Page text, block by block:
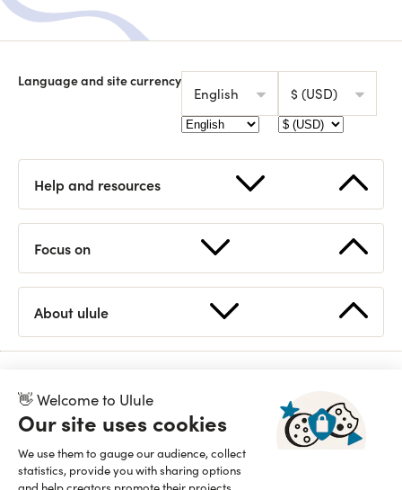
👋 Welcome to Ulule
Our site uses cookies
We use them to gauge our audience, collect
statistics, provide you with sharing options
Language and site currency
English $ (USD)
Help and resources
Contact us
Statistics
Open API
Focus on
Eligible projects
About ulule
Proudly B Corp since 2015 Read our manifesto